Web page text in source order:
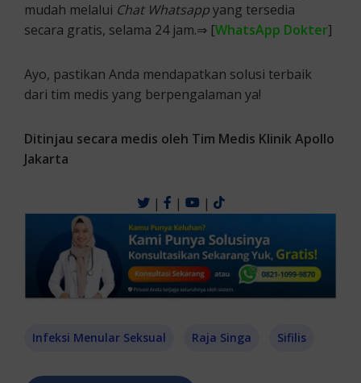
mudah melalui Chat Whatsappyang tersedia
secara gratis, selama 24 jam.⇒ [WhatsApp Dokter]
Ayo, pastikan Anda mendapatkan solusi terbaik
dari tim medis yang berpengalaman ya!
Ditinjau secara medis oleh Tim Medis Klinik Apollo
Jakarta
| | |
Infeksi Menular Seksual Raja Singa Sifilis